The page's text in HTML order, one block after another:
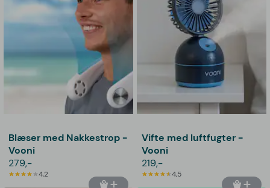
Blæser med Nakkestrop -
Vooni
279,-
4,2
Vifte med luftfugter -
Vooni
219,-
4,5